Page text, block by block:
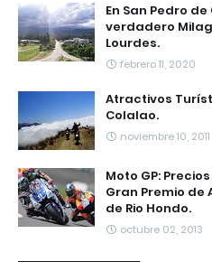
En San Pedro
verdadero
Lourdes.
febrero 11, 2020
Atractivos
Colalao.
noviembre 10, 2011
Moto GP:
Gran Premio de
de Rio Hondo.
octubre 02, 2013